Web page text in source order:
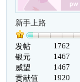
新手上路
发帖
1762
银元
1467
威望
1467
贡献值
1920